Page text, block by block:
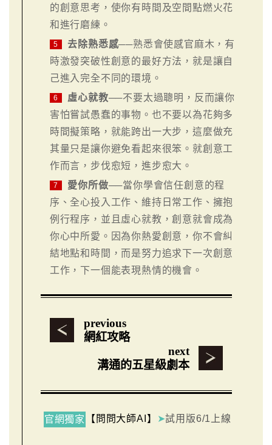
的創意思考，使你有時間及空間點燃火花
和進行磨練。
5 去除熟悉感──熟悉會使感官麻木，有
時激發突破性創意的最好方法，就是讓自
己進入完全不同的環境。
6 虛心就教──不要太過聰明，反而讓你
害怕嘗試愚蠢的事物。也不要以為花夠多
時間擬策略，就能跨出一大步，這麼做充
其量只是讓你避免看起來很笨。就創意工
作而言，步伐愈短，進步愈大。
7 愛你所做──當你學會信任創意的程
序、全心投入工作、維持日常工作、擁抱
例行程序，並且虛心就教，創意就會成為
你心中所愛。因為你熱愛創意，你不會糾
結地點和時間，而是努力追求下一次創意
工作，下一個能表現熱情的機會。
previous
網紅攻略
next
溝通的五星級劇本
官網獨家 【問問大師AI】 ➤試用版6/1上線